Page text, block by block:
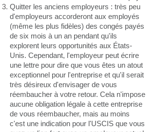
Quitter les anciens employeurs : très peu
d'employeurs accorderont aux employés
(même les plus fidèles) des congés payés
de six mois à un an pendant qu'ils
explorent leurs opportunités aux États-
Unis. Cependant, l'employeur peut écrire
une lettre pour dire que vous êtes un atout
exceptionnel pour l'entreprise et qu'il serait
très désireux d'envisager de vous
réembaucher à votre retour. Cela n'impose
aucune obligation légale à cette entreprise
de vous réembaucher, mais au moins
c'est une indication pour l'USCIS que vous